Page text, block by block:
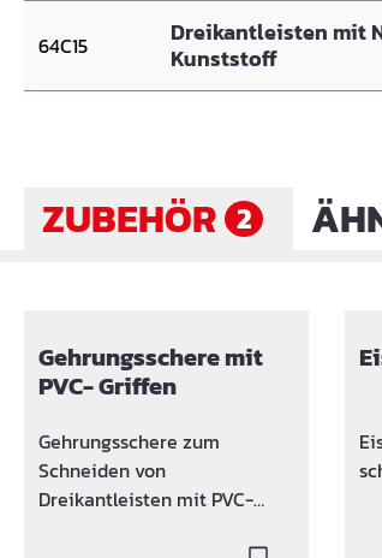
64C15
Dreikantleisten mit
Kunststoff
ZUBEHÖR 2
Gehrungsschere mit
PVC- Griffen
Gehrungsschere zum
Schneiden von
Dreikantleisten mit PVC-